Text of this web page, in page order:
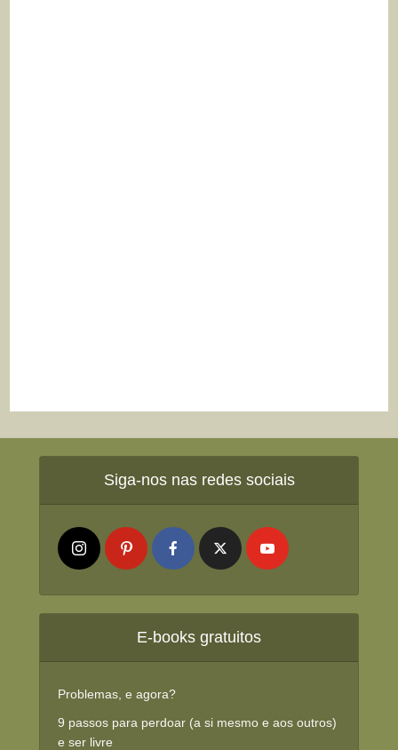
Siga-nos nas redes sociais
E-books gratuitos
Problemas, e agora?
9 passos para perdoar (a si mesmo e aos outros)
e ser livre